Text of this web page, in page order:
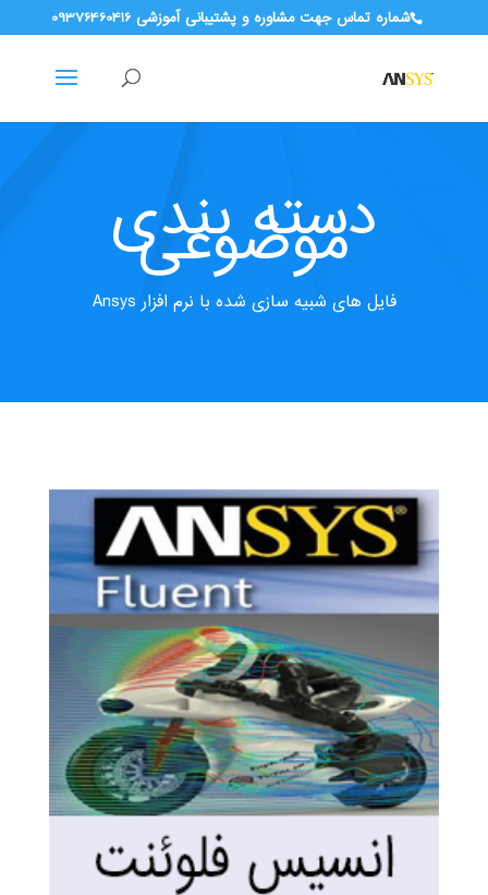
شماره تماس جهت مشاوره و پشتیبانی آموزشی 09376460416
دسته بندی
موضوعی
فایل های شبیه سازی شده با نرم افزار Ansys